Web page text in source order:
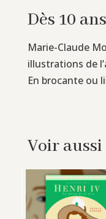
Dès 10 ans
Marie-Claude
illustrations de
En brocante ou
Voir aussi